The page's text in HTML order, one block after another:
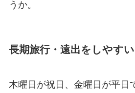
うか。
長期旅行・遠出をしやすい
木曜日が祝日、金曜日が平日